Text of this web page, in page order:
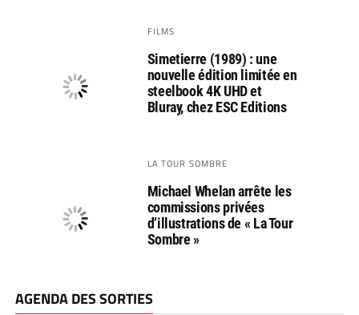
FILMS
Simetierre (1989) : une
nouvelle édition limitée en
steelbook 4K UHD et
Bluray, chez ESC Editions
LA TOUR SOMBRE
Michael Whelan arrête les
commissions privées
d’illustrations de « La Tour
Sombre »
AGENDA DES SORTIES